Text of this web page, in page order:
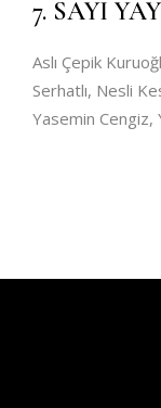
7. SAYI
Aslı Çepik
Serhatlı, Nesli
Yasemin Cengiz,